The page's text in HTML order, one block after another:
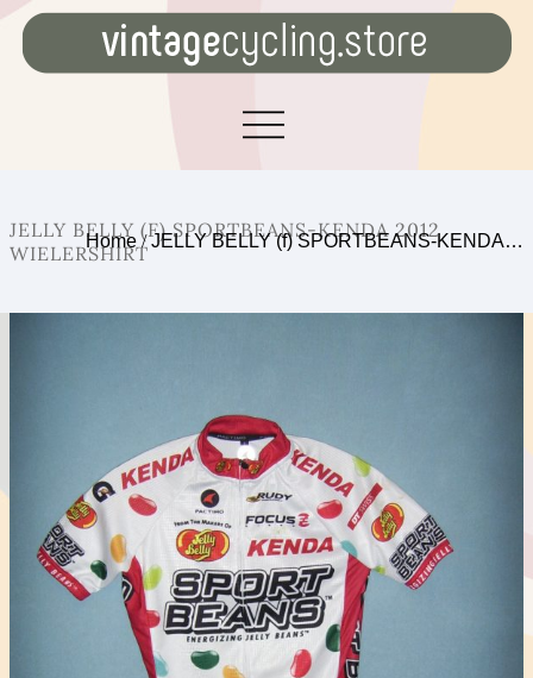
JELLY BELLY (F) SPORTBEANS-KENDA 2012
WIELERSHIRT
Home/JELLY BELLY (f) SPORTBEANS-KENDA…